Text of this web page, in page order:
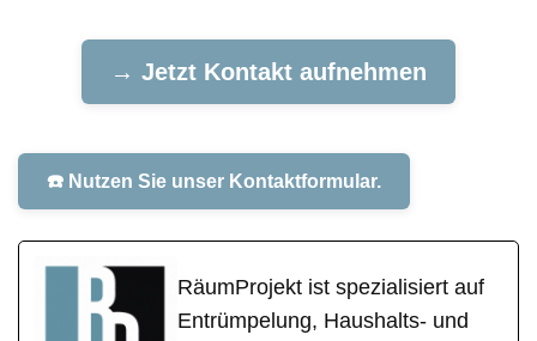
→ Jetzt Kontakt aufnehmen
☎️ Nutzen Sie unser Kontaktformular.
RäumProjekt ist spezialisiert auf
Entrümpelung, Haushalts- und